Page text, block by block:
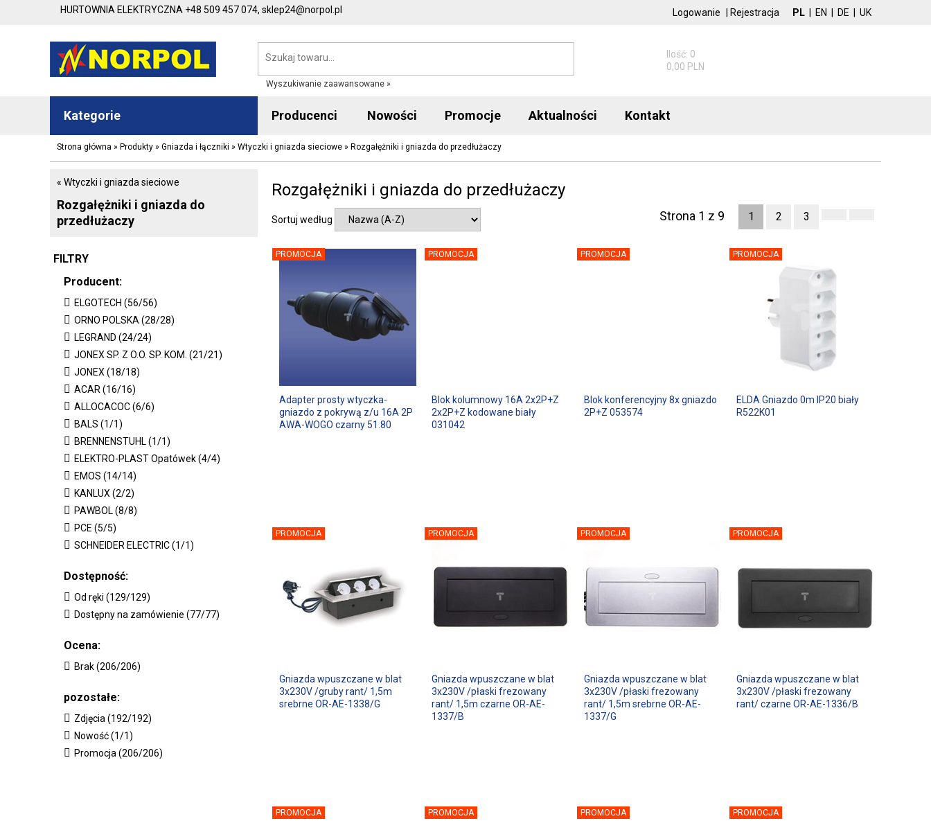
HURTOWNIA ELEKTRYCZNA +48 509 457 074, sklep24@norpol.pl PL EN DE UK
Logowanie Rejestracja
Wyszukiwanie zaawansowane »
Ilość: 0
0,00 PLN
Kategorie Producenci Nowości Promocje Aktualności Kontakt
Strona główna » Produkty » Gniazda i łączniki » Wtyczki i gniazda sieciowe » Rozgałężniki i gniazda do przedłużaczy
« Wtyczki i gniazda sieciowe
Rozgałężniki i gniazda do
przedłużaczy
FILTRY
Producent:
ELGOTECH (56/56)
ORNO POLSKA (28/28)
LEGRAND (24/24)
JONEX SP. Z O.O. SP. KOM. (21/21)
JONEX (18/18)
ACAR (16/16)
ALLOCACOC (6/6)
BALS (1/1)
BRENNENSTUHL (1/1)
ELEKTRO-PLAST Opatówek (4/4)
EMOS (14/14)
KANLUX (2/2)
PAWBOL (8/8)
PCE (5/5)
SCHNEIDER ELECTRIC (1/1)
Dostępność:
Od ręki (129/129)
Dostępny na zamówienie (77/77)
Ocena:
Brak (206/206)
pozostałe:
Zdjęcia (192/192)
Nowość (1/1)
Promocja (206/206)
Rozgałężniki i gniazda do przedłużaczy
Sortuj według Strona 1 z 9 1 2 3
PROMOCJA
Adapter prosty wtyczka-
gniazdo z pokrywą z/u 16A 2P
AWA-WOGO czarny 51.80
PROMOCJA
Blok kolumnowy 16A 2x2P+Z
2x2P+Z kodowane biały
031042
PROMOCJA
Blok konferencyjny 8x gniazdo
2P+Z 053574
PROMOCJA
ELDA Gniazdo 0m IP20 biały
R522K01
PROMOCJA
Gniazda wpuszczane w blat
3x230V /gruby rant/ 1,5m
srebrne OR-AE-1338/G
PROMOCJA
Gniazda wpuszczane w blat
3x230V /płaski frezowany
rant/ 1,5m czarne OR-AE-
1337/B
PROMOCJA
Gniazda wpuszczane w blat
3x230V /płaski frezowany
rant/ 1,5m srebrne OR-AE-
1337/G
PROMOCJA
Gniazda wpuszczane w blat
3x230V /płaski frezowany
rant/ czarne OR-AE-1336/B
PROMOCJA PROMOCJA PROMOCJA PROMOCJA